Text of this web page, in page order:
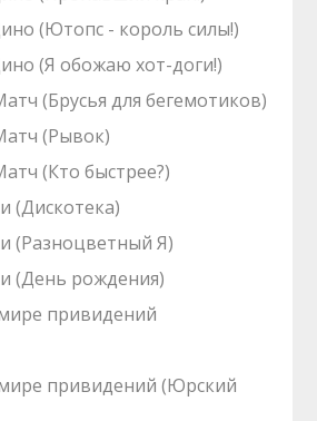
(Ютопс - король силы!)
(Я обожаю хот-доги!)
(Брусья для бегемотиков)
(Рывок)
(Кто быстрее?)
(Дискотека)
(Разноцветный Я)
(День рождения)
привидений
привидений (Юрский